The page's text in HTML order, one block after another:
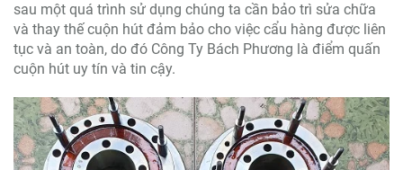
sau một quá trình sử dụng chúng ta cần bảo trì sửa chữa
và thay thế cuộn hút đảm bảo cho việc cẩu hàng được liên
tục và an toàn, do đó Công Ty Bách Phương là điểm quấn
cuộn hút uy tín và tin cậy.